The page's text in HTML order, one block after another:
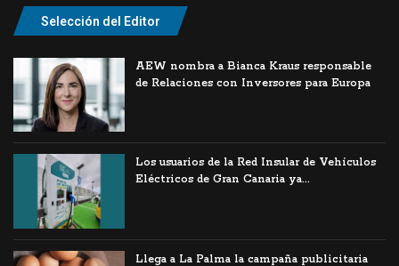
Selección del Editor
AEW nombra a Bianca Kraus responsable
de Relaciones con Inversores para Europa
Los usuarios de la Red Insular de Vehículos
Eléctricos de Gran Canaria ya...
Llega a La Palma la campaña publicitaria